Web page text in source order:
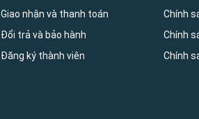
Giao nhận và thanh toán
Đổi trả và bảo hành
Đăng ký thành viên
Chính
Chính
Chính